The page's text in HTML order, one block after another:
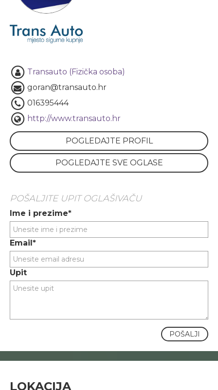
Transauto (Fizička osoba)
goran@transauto.hr
016395444
http://www.transauto.hr
POGLEDAJTE PROFIL
POGLEDAJTE SVE OGLASE
POŠALJITE UPIT OGLAŠIVAČU
Ime i prezime*
Email*
Upit
POŠALJI
LOKACIJA